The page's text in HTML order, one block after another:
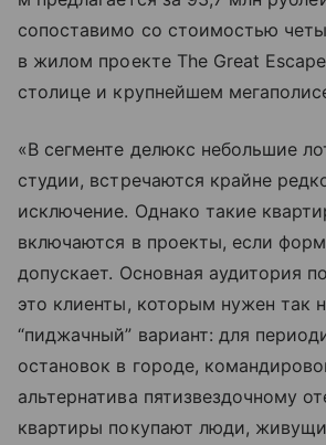
сопоставимо со стоимостью
в жилом проекте The Great
столице и крупнейшем
«В сегменте делюкс небольшие
студии, встречаются крайне
исключение. Однако такие
включаются в проекты, если
допускает. Основная аудитория
это клиенты, которым нужен так
“пиджачный” вариант: для
остановок в городе,
альтернатива пятизвездочному
квартиры покупают люди,